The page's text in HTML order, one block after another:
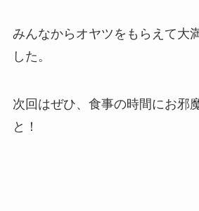
みんなからオヤツをもらえて大
した。
次回はぜひ、食事の時間にお邪
と！